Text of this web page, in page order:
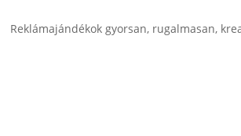
Reklámajándékok gyorsan, rugalmasan,